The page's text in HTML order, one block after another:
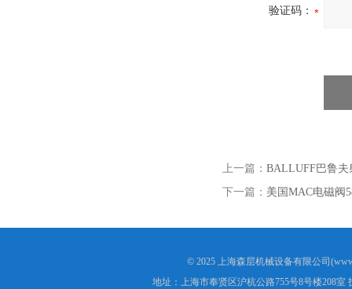
验证码：
上一篇： BALLUFF巴鲁夫
下一篇： 美国MAC电磁阀
© 2025 上海森层机械设备有限公司
地址：上海市奉贤区沪杭公路755号8号楼208室